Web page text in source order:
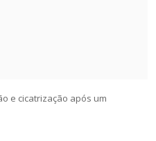
e cicatrização após um